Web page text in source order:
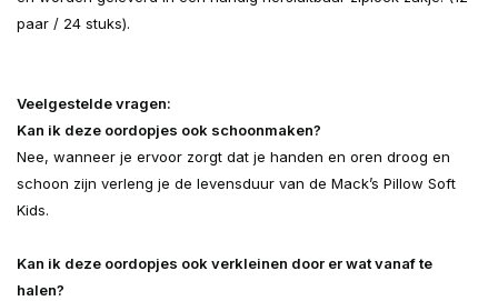
paar / 24 stuks).
Veelgestelde vragen:
Kan ik deze oordopjes ook schoonmaken?
Nee, wanneer je ervoor zorgt dat je handen en oren droog en
schoon zijn verleng je de levensduur van de Mack’s Pillow Soft
Kids.
Kan ik deze oordopjes ook verkleinen door er wat vanaf te
halen?